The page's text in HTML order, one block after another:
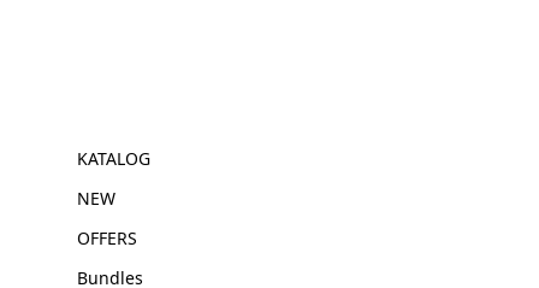
KATALOG
NEW
OFFERS
Bundles